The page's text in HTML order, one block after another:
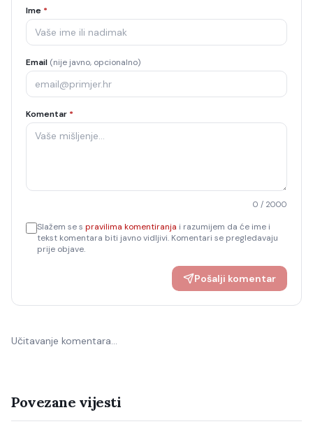
Ime *
Email (nije javno, opcionalno)
Komentar *
0 / 2000
Slažem se s pravilima komentiranja i razumijem da će ime i
tekst komentara biti javno vidljivi. Komentari se pregledavaju
prije objave.
Pošalji komentar
Učitavanje komentara…
Povezane vijesti